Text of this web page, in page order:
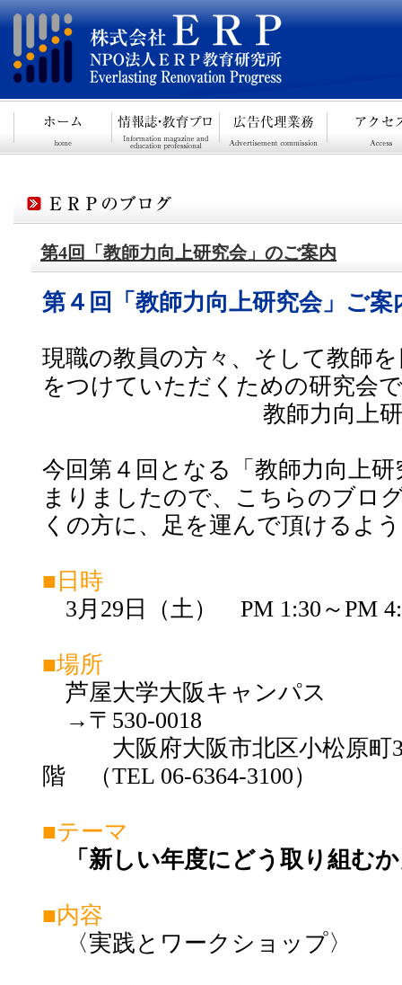
第4回「教師力向上研究会」のご案内
第４回「教師力向上研究会」ご案
現職の教員の方々、そして教師
をつけていただくための研究会
教師力向上
今回第４回となる「教師力向上
まりましたので、こちらのブロ
くの方に、足を運んで頂けるよ
■日時
3月29日（土） PM 1:30～PM
■場所
芦屋大学大阪キャンパス
→〒530-0018
大阪府大阪市北区小松原町3
階 （TEL 06-6364-3100）
■テーマ
「新しい年度にどう取り組む
■内容
〈実践とワークショップ〉